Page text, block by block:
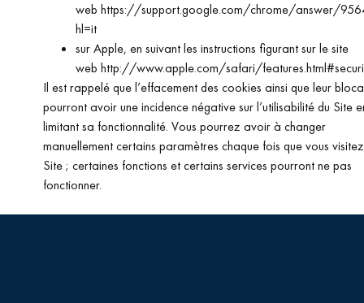
web https://support.google.com/chrome/answer/
hl=it
sur Apple, en suivant les instructions figurant sur le site
web http://www.apple.com/safari/
Il est rappelé que l’effacement des cookies ainsi que leur
pourront avoir une incidence négative sur l’utilisabilité du Site
limitant sa fonctionnalité. Vous pourrez avoir à changer
manuellement certains paramètres chaque fois que vous
Site ; certaines fonctions et certains services pourront ne pas
fonctionner.